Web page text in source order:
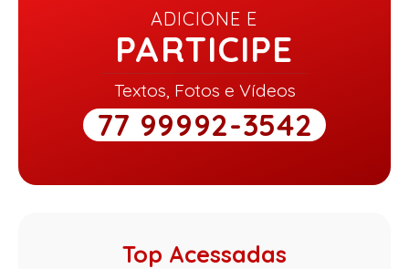
ADICIONE E
PARTICIPE
Textos, Fotos e Vídeos
77 99992-3542
Top Acessadas